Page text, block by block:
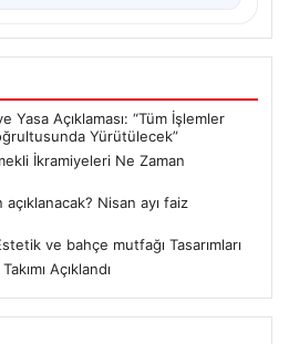
Yasa Açıklaması: “Tüm İşlemler
Yürütülecek”
İkramiyeleri Ne Zaman
Nisan ayı faiz
ve bahçe mutfağı Tasarımları
Açıklandı